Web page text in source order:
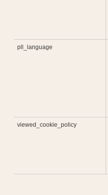
pll_language
viewed_cookie_policy